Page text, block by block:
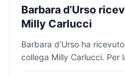
Barbara d’Urso
Milly Carlucci
Barbara d’Urso ha
collega Milly Carlucci. Per